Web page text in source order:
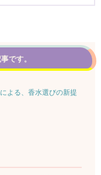
です。
よる、香水選びの新提